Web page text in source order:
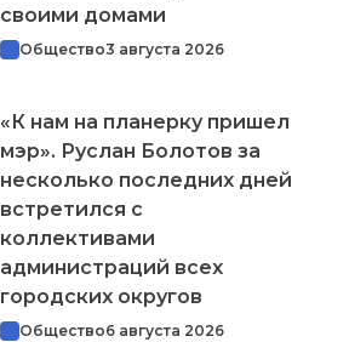
своими домами
Общество3 августа 2026
«К нам на планерку пришел
мэр». Руслан Болотов за
несколько последних дней
встретился с
коллективами
администраций всех
городских округов
Общество6 августа 2026